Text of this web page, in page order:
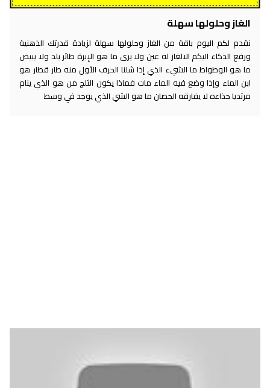
الغاز وحلولها سهلة
نقدم لكم اليوم باقة من الغاز وحلولها سهلة لزيادة قدرتك الذهنية
ورفع الذكاء اليكم الالغاز له عين ولا يرى ما هو الإبرة طائر يلد ولا يبيض
ما هو الوطواط ما الشيء الذي إذا شلنا الحرف الأول منه طار قطار هو
ابن الماء وإذا وضع فيه الماء مات فماذا يكون الثلج من هو الذي ينام
مرتديا حذاءه لا يفارقه الحصان ما هو الشي الذي يوجد في وسط